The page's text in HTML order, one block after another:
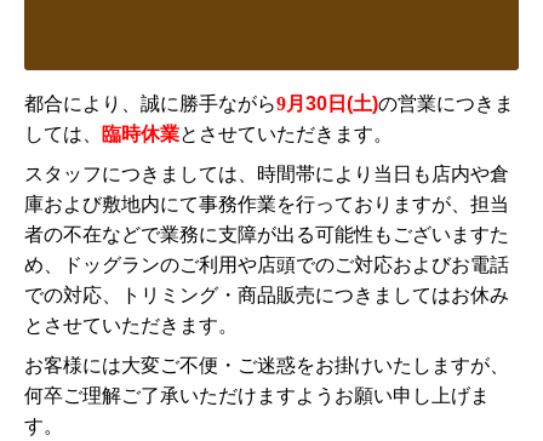
都合により、誠に勝手ながら9月30日(土)の営業につきま
しては、
臨時休業とさせていただきます。
スタッフにつきましては、時間帯により当日も店内や倉
庫および敷地内にて事務作業を行っておりますが、担当
者の不在などで業務に支障が出る可能性もございますた
め、ドッグランのご利用や店頭でのご対応およびお電話
での対応、トリミング・商品販売につきましてはお休み
とさせていただきます。
お客様には大変ご不便・ご迷惑をお掛けいたしますが、
何卒ご理解ご了承いただけますようお願い申し上げま
す。